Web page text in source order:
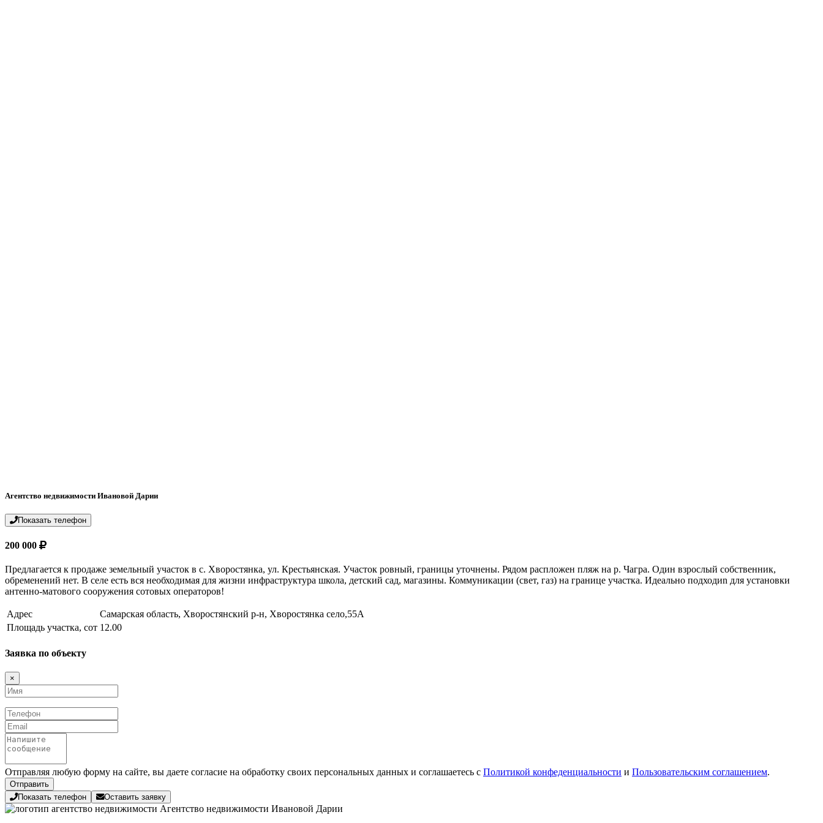
Агентство недвижимости Ивановой Дарии
Показать телефон
200 000
Предлагается к продаже земельный участок в с. Хворостянка, ул. Крестьянская. Участок ровный, границы уточнены. Рядом распложен пляж на р. Чагра. Один взрослый собственник,
обременений нет. В селе есть вся необходимая для жизни инфраструктура школа, детский сад, магазины. Коммуникации (свет, газ) на границе участка. Идеально подходиn для установки
антенно-матового сооружения сотовых операторов!
Адрес
Самарская область, Хворостянский р-н, Хворостянка село,55А
Площадь участка, сот 12.00
Заявка по объекту
×
Имя
Телефон
Email
Сообщение
Отправляя любую форму на сайте, вы даете согласие на обработку своих персональных данных и соглашаетесь с Политикой конфеденциальности и Пользовательским соглашением.
Отправить
Показать телефон
Оставить заявку